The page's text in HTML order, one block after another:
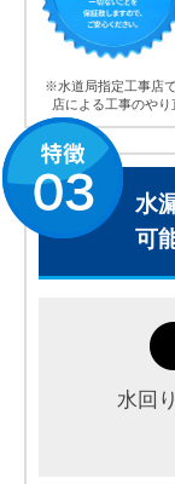
※水道局指定工事店
店による工事のやり
水
可
水回